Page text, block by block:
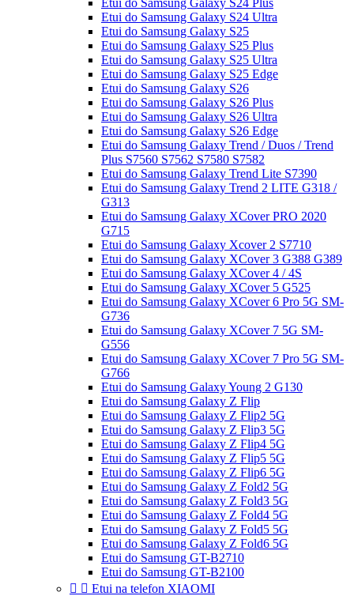
Etui do Samsung Galaxy S24 Plus
Etui do Samsung Galaxy S24 Ultra
Etui do Samsung Galaxy S25
Etui do Samsung Galaxy S25 Plus
Etui do Samsung Galaxy S25 Ultra
Etui do Samsung Galaxy S25 Edge
Etui do Samsung Galaxy S26
Etui do Samsung Galaxy S26 Plus
Etui do Samsung Galaxy S26 Ultra
Etui do Samsung Galaxy S26 Edge
Etui do Samsung Galaxy Trend / Duos / Trend
Plus S7560 S7562 S7580 S7582
Etui do Samsung Galaxy Trend Lite S7390
Etui do Samsung Galaxy Trend 2 LITE G318 /
G313
Etui do Samsung Galaxy XCover PRO 2020
G715
Etui do Samsung Galaxy Xcover 2 S7710
Etui do Samsung Galaxy XCover 3 G388 G389
Etui do Samsung Galaxy XCover 4 / 4S
Etui do Samsung Galaxy XCover 5 G525
Etui do Samsung Galaxy XCover 6 Pro 5G SM-
G736
Etui do Samsung Galaxy XCover 7 5G SM-
G556
Etui do Samsung Galaxy XCover 7 Pro 5G SM-
G766
Etui do Samsung Galaxy Young 2 G130
Etui do Samsung Galaxy Z Flip
Etui do Samsung Galaxy Z Flip2 5G
Etui do Samsung Galaxy Z Flip3 5G
Etui do Samsung Galaxy Z Flip4 5G
Etui do Samsung Galaxy Z Flip5 5G
Etui do Samsung Galaxy Z Flip6 5G
Etui do Samsung Galaxy Z Fold2 5G
Etui do Samsung Galaxy Z Fold3 5G
Etui do Samsung Galaxy Z Fold4 5G
Etui do Samsung Galaxy Z Fold5 5G
Etui do Samsung Galaxy Z Fold6 5G
Etui do Samsung GT-B2710
Etui do Samsung GT-B2100
  Etui na telefon XIAOMI